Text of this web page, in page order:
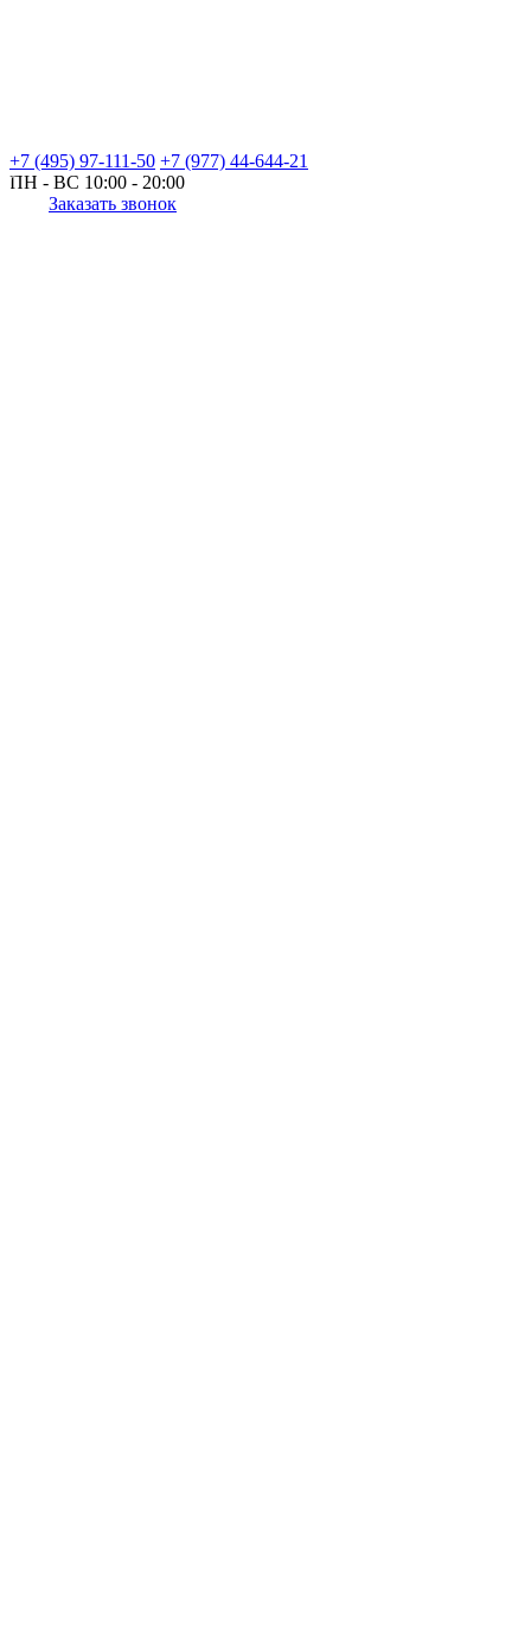
+7 (495) 97-111-50 +7 (977) 44-644-21
ПН - ВС 10:00 - 20:00
Заказать звонок